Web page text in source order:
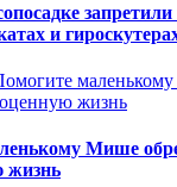
запретили
и
Мише
жизнь